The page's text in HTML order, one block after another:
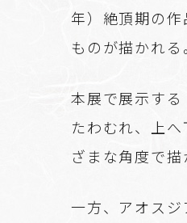
年）絶頂期の
ものが描かれる
本展で展示す
たわむれ、上
ざまな角度で
一方、アオス